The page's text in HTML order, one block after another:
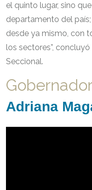
el quinto lugar, sino
departamento del
desde ya mismo, con
los sectores”,
Seccional.
Adriana